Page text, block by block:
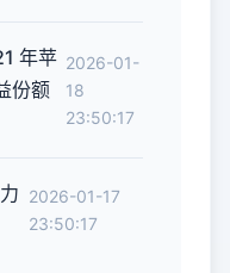
年苹
份额
2026-01-
18
23:50:17
2026-01-17
23:50:17